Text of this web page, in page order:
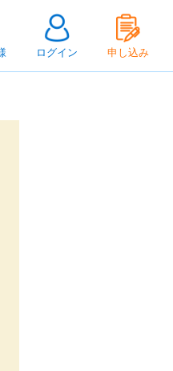
ログイン 申し込み